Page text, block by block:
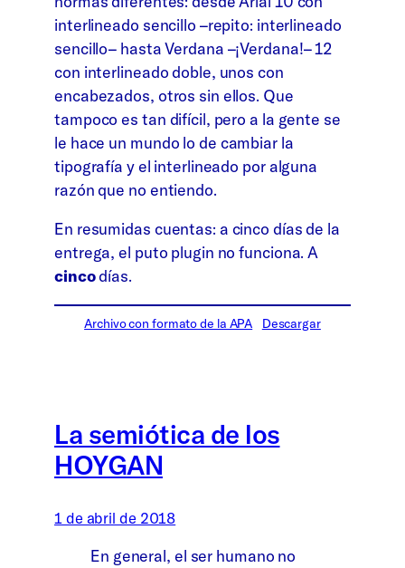
interlineado sencillo –repito: interlineado
sencillo– hasta Verdana –¡Verdana!– 12
con interlineado doble, unos con
encabezados, otros sin ellos. Que
tampoco es tan difícil, pero a la gente se
le hace un mundo lo de cambiar la
tipografía y el interlineado por alguna
razón que no entiendo.
En resumidas cuentas: a cinco días de la
entrega, el puto plugin no funciona. A
cincodías.
Archivo con formato de la APA Descargar
La semiótica de los
HOYGAN
1 de abril de 2018
En general, el ser humano no